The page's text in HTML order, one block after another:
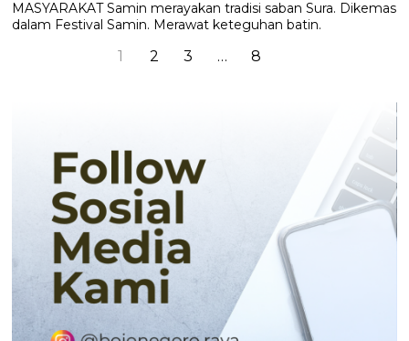
MASYARAKAT Samin merayakan tradisi saban Sura. Dikemas
dalam Festival Samin. Merawat keteguhan batin.
1 2 3 … 8